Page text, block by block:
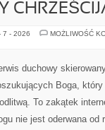
7 - 2026
MOŻLIWOŚĆ
duchowy
Boga,
To zakątek
nie jest oderwana